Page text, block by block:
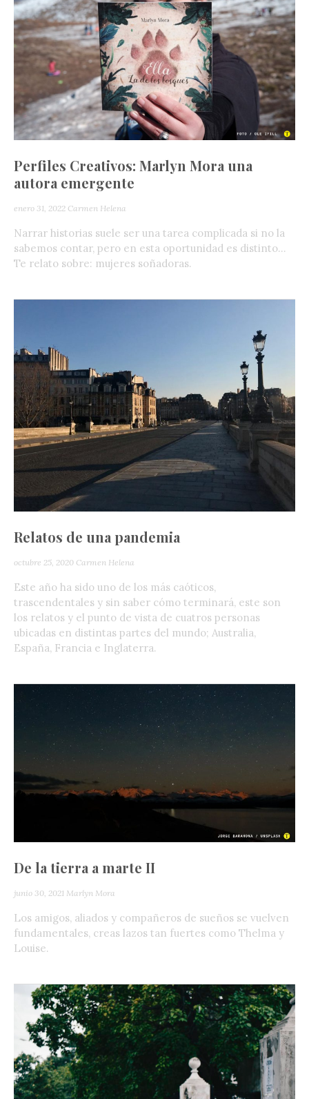
Perfiles Creativos: Marlyn Mora una
autora emergente
enero 31, 2022 Carmen Helena
Narrar historias suele ser una tarea complicada si no la
sabemos contar, pero en esta oportunidad es distinto…
Te relato sobre: mujeres soñadoras.
Relatos de una pandemia
octubre 25, 2020 Carmen Helena
Este año ha sido uno de los más caóticos,
trascendentales y sin saber cómo terminará, este son
los relatos y el punto de vista de cuatros personas
ubicadas en distintas partes del mundo; Australia,
España, Francia e Inglaterra.
De la tierra a marte II
junio 30, 2021 Marlyn Mora
Los amigos, aliados y compañeros de sueños se vuelven
fundamentales, creas lazos tan fuertes como Thelma y
Louise.